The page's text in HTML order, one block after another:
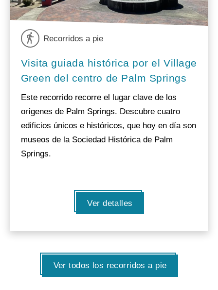
Recorridos a pie
Visita guiada histórica por el Village
Green del centro de Palm Springs
Este recorrido recorre el lugar clave de los
orígenes de Palm Springs. Descubre cuatro
edificios únicos e históricos, que hoy en día son
museos de la Sociedad Histórica de Palm
Springs.
Ver detalles
Ver todos los recorridos a pie